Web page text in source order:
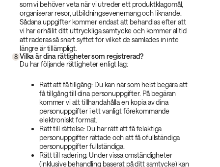
som vi behöver veta när vi utreder ett produktklagomål,
organiserar resor, utbildningsevenemang och liknande.
Sådana uppgifter kommer endast att behandlas efter att
vi har erhållit ditt uttryckliga samtycke och kommer alltid
att raderas så snart syftet för vilket de samlades in inte
längre är tillämpligt.
8 Vilka är dina rättigheter som registrerad?
Du har följande rättigheter enligt lag:
Rätt att få tillgång: Du kan när som helst begära att
få tillgång till dina personuppgifter. På begäran
kommer vi att tillhandahålla en kopia av dina
personuppgifter i ett vanligt förekommande
elektroniskt format.
Rätt till rättelse: Du har rätt att få felaktiga
personuppgifter rättade och att få ofullständiga
personuppgifter fullständiga.
Rätt till radering: Under vissa omständigheter
(inklusive behandling baserat på ditt samtycke) kan